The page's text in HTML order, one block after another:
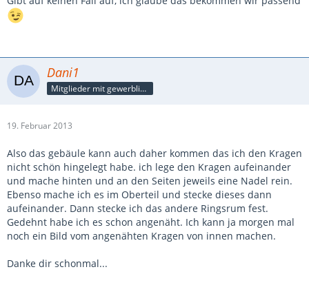
Dani1
Mitglieder mit gewerblicher Verbindung, auch als Mitarbeiter/in
19. Februar 2013
Also das gebäule kann auch daher kommen das ich den Kragen
nicht schön hingelegt habe. ich lege den Kragen aufeinander
und mache hinten und an den Seiten jeweils eine Nadel rein.
Ebenso mache ich es im Oberteil und stecke dieses dann
aufeinander. Dann stecke ich das andere Ringsrum fest.
Gedehnt habe ich es schon angenäht. Ich kann ja morgen mal
noch ein Bild vom angenähten Kragen von innen machen.
Danke dir schonmal...